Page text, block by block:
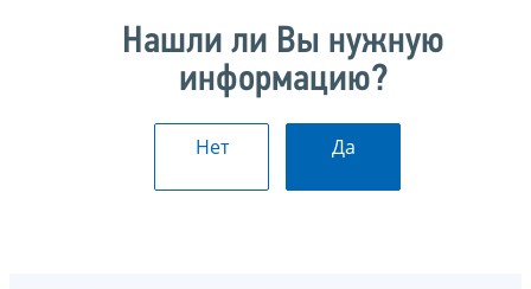
Нашли ли Вы нужную
информацию?
Нет Да